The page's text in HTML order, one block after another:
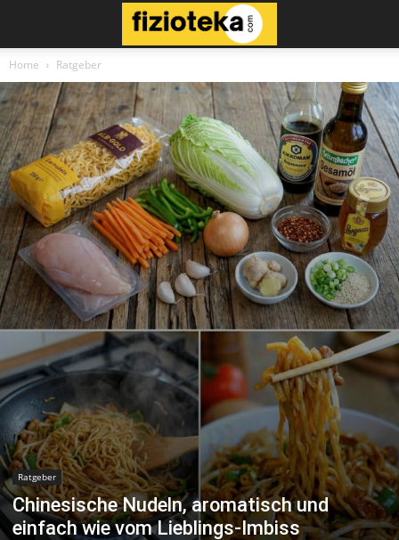
Home Ratgeber
Ratgeber
Chinesische Nudeln, aromatisch und
einfach wie vom Lieblings-Imbiss